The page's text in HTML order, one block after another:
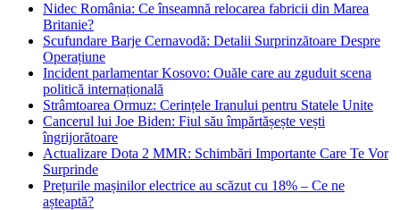
Nidec România: Ce înseamnă relocarea fabricii din Marea
Britanie?
Scufundare Barje Cernavodă: Detalii Surprinzătoare Despre
Operațiune
Incident parlamentar Kosovo: Ouăle care au zguduit scena
politică internațională
Strâmtoarea Ormuz: Cerințele Iranului pentru Statele Unite
Cancerul lui Joe Biden: Fiul său împărtășește vești
îngrijorătoare
Actualizare Dota 2 MMR: Schimbări Importante Care Te Vor
Surprinde
Prețurile mașinilor electrice au scăzut cu 18% – Ce ne
așteaptă?